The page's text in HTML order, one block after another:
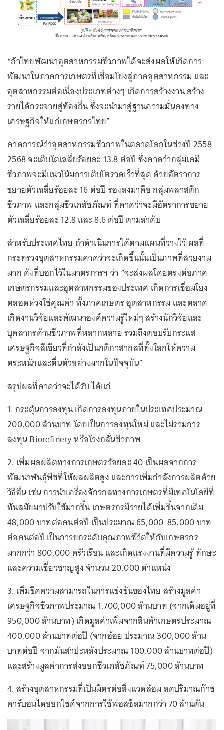
“ถ้าไทยพัฒนาอุตสาหกรรมชีวภาพได้จะส่งผลให้เกิดการ
พัฒนาในภาคการเกษตรที่เชื่อมโยงสู่ภาคอุตสาหกรรม และ
อุตสาหกรรมต่อเนื่องประเภทต่างๆ เกิดการสร้างงาน สร้าง
รายได้กระจายสู่ท้องถิ่น ซึ่งจะนำมาสู่ฐานความมั่นคงทาง
เศรษฐกิจให้แก่เกษตรกรไทย”
คาดการณ์ว่าอุตสาหกรรมชีวภาพในตลาดโลกในช่วงปี 2558-
2568 จะเติบโตเฉลี่ยร้อยละ 13.8 ต่อปี ซึ่งคาดว่ากลุ่มเคมี
ชีวภาพจะมีแนวโน้มการเติบโตรวดเร็วที่สุด ด้วยอัตราการ
ขยายตัวเฉลี่ยร้อยละ 16 ต่อปี รองลงมาคือ กลุ่มพลาสติก
ชีวภาพ และกลุ่มชีวเภสัชภัณฑ์ ที่คาดว่าจะมีอัตราการขยาย
ตัวเฉลี่ยร้อยละ 12.8 และ 8.6 ต่อปี ตามลำดับ
สำหรับประเทศไทย ถ้าดำเนินการได้ตามแผนที่วางไว้ ผลที่
กระทรวงอุตสาหกรรมคาดว่าจะเกิดขึ้นนั้นเป็นภาพที่สวยงาม
มาก ดังที่บอกไว้ในมาตรการฯ ว่า “จะส่งผลโดยตรงต่อภาค
เกษตรกรรมและอุตสาหกรรมของประเทศ เกิดการเชื่อมโยง
ตลอดห่วงโซ่คุณค่า ทั้งภาคเกษตร อุตสาหกรรม และตลาด
เกิดงานวิจัยและพัฒนาองค์ความรู้ใหม่ๆ สร้างนักวิจัยและ
บุคลากรด้านชีวภาพที่หลากหลาย รวมถึงตอบรับกระแส
เศรษฐกิจสีเขียวที่กำลังเป็นกติกาสากลที่ทั้งโลกให้ความ
ตระหนักและตื่นตัวอย่างมากในปัจจุบัน”
สรุปผลที่คาดว่าจะได้รับ ได้แก่
1. กระตุ้นการลงทุน เกิดการลงทุนภายในประเทศประมาณ
200,000 ล้านบาท โดยเป็นการลงทุนใหม่ และไม่รวมการ
ลงทุน Biorefinery หรือโรงกลั่นชีวภาพ
2. เพิ่มผลผลิตทางการเกษตรร้อยละ 40 เป็นผลจากการ
พัฒนาพันธุ์พืชที่ให้ผลผลิตสูง และการเพิ่มกำลังการผลิตด้วย
วิธีอื่น เช่น การนำเครื่องจักรกลทางการเกษตรที่มีเทคโนโลยีที่
ทันสมัยมาปรับใช้มากขึ้น เกษตรกรมีรายได้เพิ่มขึ้นจากเดิม
48,000 บาทต่อคนต่อปี เป็นประมาณ 65,000-85,000 บาท
ต่อคนต่อปี เป็นการยกระดับคุณภาพชีวิตให้กับเกษตรกร
มากกว่า 800,000 ครัวเรือน และเกิดแรงงานที่มีความรู้ ทักษะ
และความเชี่ยวชาญสูง จำนวน 20,000 ตำแหน่ง
3. เพิ่มขีดความสามารถในการแข่งขันของไทย สร้างมูลค่า
เศรษฐกิจชีวภาพประมาณ 1,700,000 ล้านบาท (จากเดิมอยู่ที่
950,000 ล้านบาท) เกิดมูลค่าเพิ่มจากสินค้าเกษตรประมาณ
400,000 ล้านบาทต่อปี (จากอ้อย ประมาณ 300,000 ล้าน
บาทต่อปี จากมันสำปะหลังประมาณ 100,000 ล้านบาทต่อปี)
และสร้างมูลค่าการส่งออกชีวเภสัชภัณฑ์ 75,000 ล้านบาท
4. สร้างอุตสาหกรรมที่เป็นมิตรต่อสิ่งแวดล้อม ลดปริมาณก๊าซ
คาร์บอนไดออกไซด์จากการใช้ฟอสซิลมากกว่า 70 ล้านตัน